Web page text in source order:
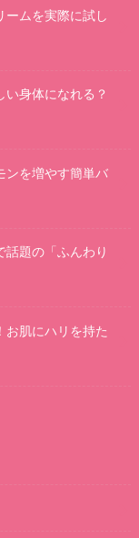
ームを実際に試し
身体になれる？
ンを増やす簡単バ
話題の「ふんわり
お肌にハリを持た